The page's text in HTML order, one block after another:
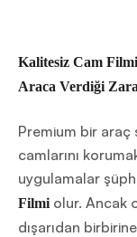
Kalitesiz Cam
Araca Verdiği
Premium bir araç
camlarını
uygulamalar
Filmi olur. Ancak
dışarıdan